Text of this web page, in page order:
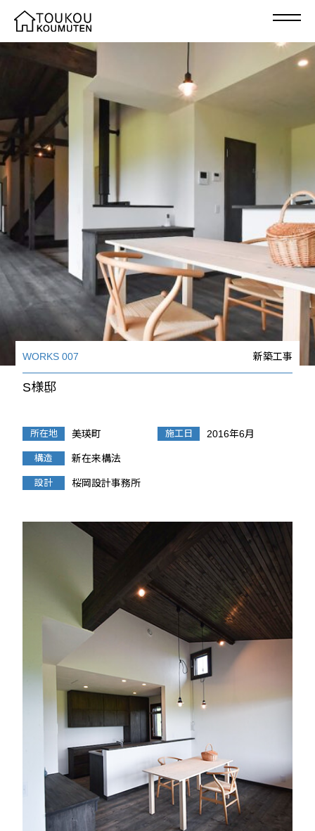
WORKS 007 新築工事
S様邸
所在地 美瑛町 施工日 2016年6月
構造 新在来構法
設計 桜岡設計事務所